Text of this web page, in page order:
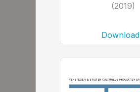
(2019)
Download